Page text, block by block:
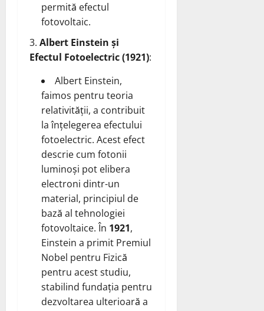
permită efectul
fotovoltaic.
Albert Einstein și
Efectul Fotoelectric (1921):
Albert Einstein,
faimos pentru teoria
relativității, a contribuit
la înțelegerea efectului
fotoelectric. Acest efect
descrie cum fotonii
luminoși pot elibera
electroni dintr-un
material, principiul de
bază al tehnologiei
fotovoltaice. În 1921,
Einstein a primit Premiul
Nobel pentru Fizică
pentru acest studiu,
stabilind fundația pentru
dezvoltarea ulterioară a